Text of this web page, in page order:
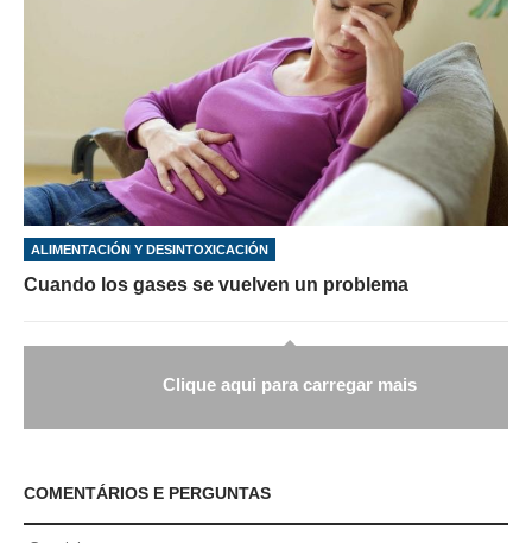
ALIMENTACIÓN Y DESINTOXICACIÓN
Cuando los gases se vuelven un problema
Clique aqui para carregar mais
COMENTÁRIOS E PERGUNTAS